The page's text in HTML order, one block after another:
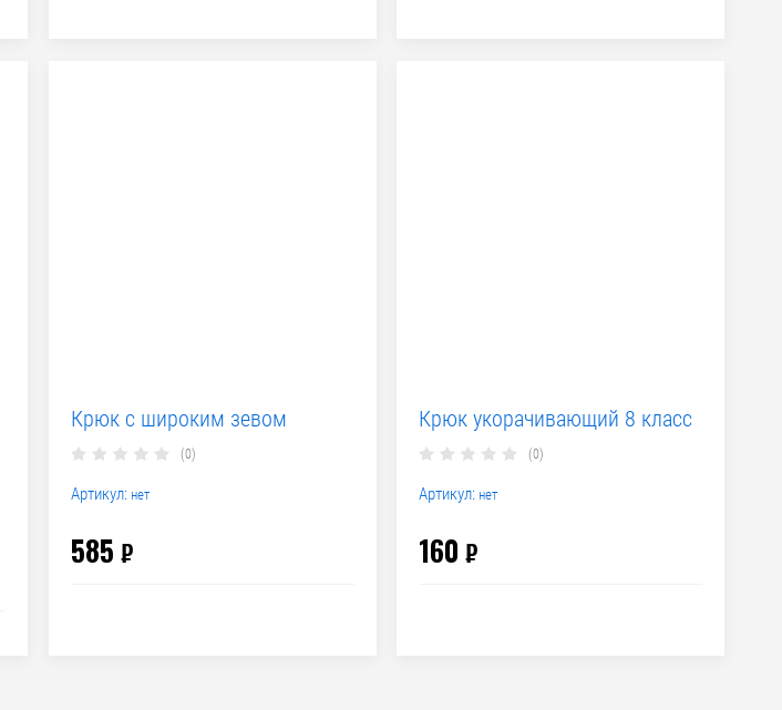
Крюк с широким зевом
(0)
Артикул:нет
585 ₽
Крюк укорачивающий 8 класс
(0)
Артикул: нет
160 ₽